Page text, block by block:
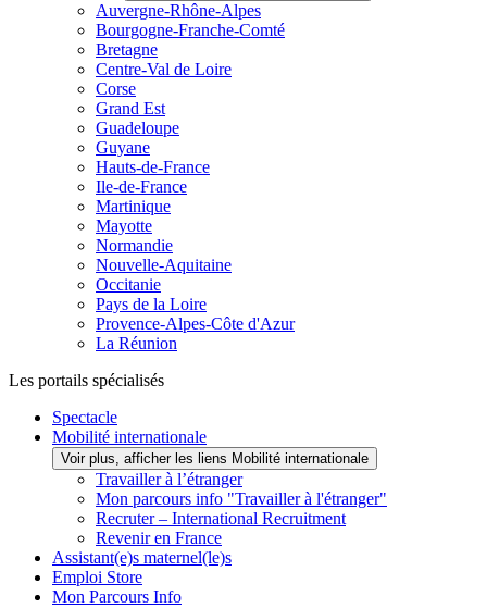
Auvergne-Rhône-Alpes
Bourgogne-Franche-Comté
Bretagne
Centre-Val de Loire
Corse
Grand Est
Guadeloupe
Guyane
Hauts-de-France
Ile-de-France
Martinique
Mayotte
Normandie
Nouvelle-Aquitaine
Occitanie
Pays de la Loire
Provence-Alpes-Côte d'Azur
La Réunion
Les portails spécialisés
Spectacle
Mobilité internationale
Voir plus, afficher les liens Mobilité internationale
Travailler à l’étranger
Mon parcours info "Travailler à l'étranger"
Recruter – International Recruitment
Revenir en France
Assistant(e)s maternel(le)s
Emploi Store
Mon Parcours Info